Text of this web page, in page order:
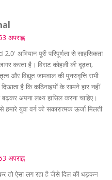
अपराह्न
अभियान पूरी परिपूर्णता से साहसिकता
करता है। विराट कोहली की दृढ़ता,
और विद्युत जामवाल की पुनरावृत्ति सभी
है कि कठिनाइयों के सामने हार नहीं
अपना लक्ष्य हासिल करना चाहिए।
युवा वर्ग को सकारात्मक ऊर्जा मिलती
अपराह्न
तो ऐसा लग रहा है जैसे दिल की धड़कन